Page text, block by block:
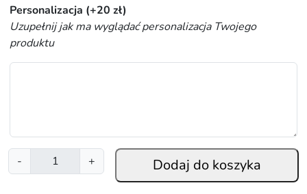
Personalizacja (+20 zł)
Uzupełnij jak ma wyglądać personalizacja Twojego
produktu
-
l
+ Dodaj do koszyka